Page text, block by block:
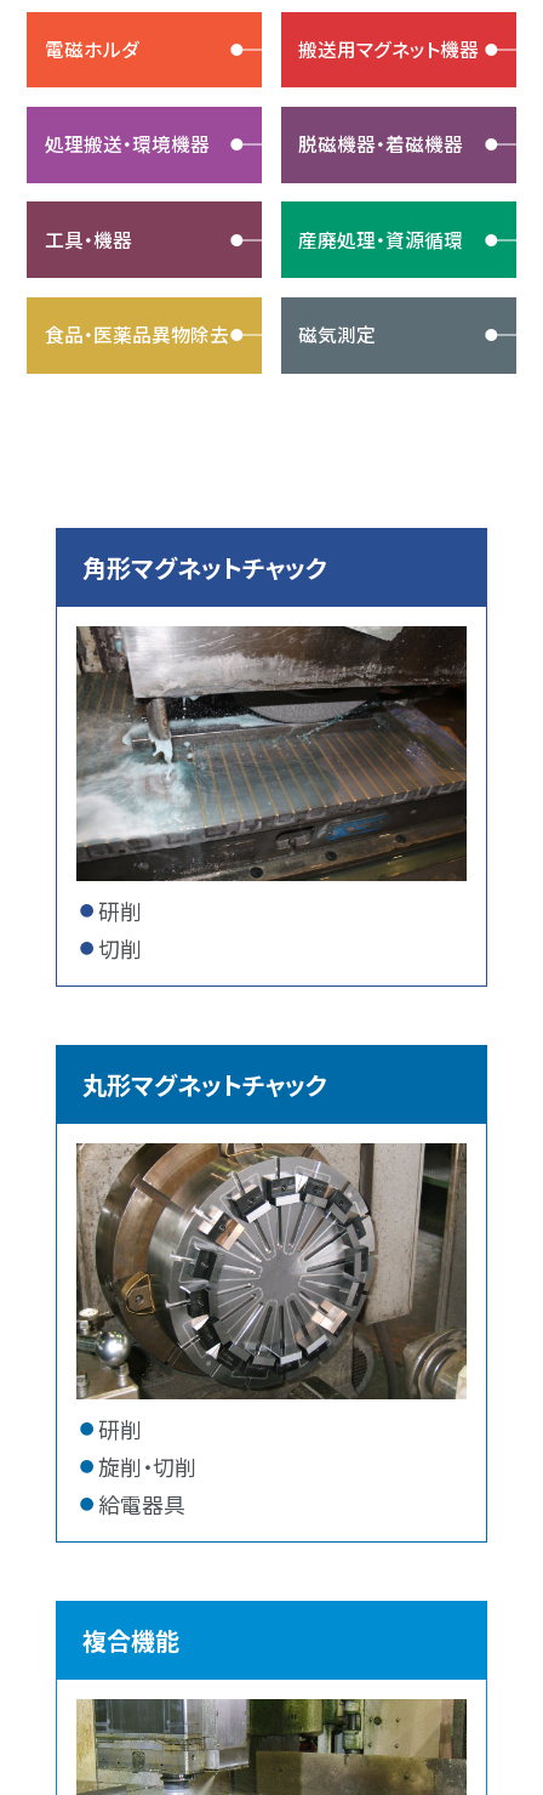
電磁ホルダ 搬送用マグネット機器
処理搬送・環境機器 脱磁機器・着磁機器
工具・機器 産廃処理・資源循環
食品・医薬品異物除去 磁気測定
角形マグネットチャック
研削
切削
丸形マグネットチャック
研削
旋削・切削
給電器具
複合機能